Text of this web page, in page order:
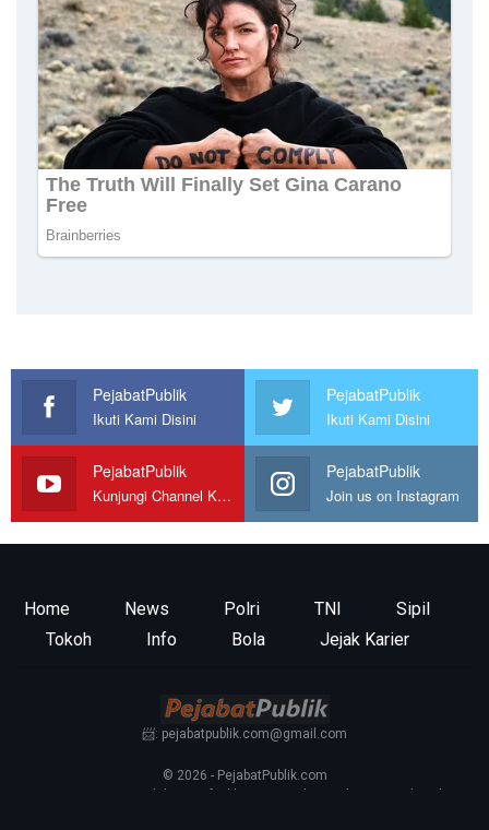
PejabatPublik
Ikuti Kami Disini
PejabatPublik
Ikuti Kami Disini
PejabatPublik
Kunjungi Channel Kami
PejabatPublik
Join us on Instagram
Home News Polri TNI
Sipil
Tokoh
Info Bola Jejak Karier
📨: pejabatpublik.com@gmail.com
© 2026 - PejabatPublik.com